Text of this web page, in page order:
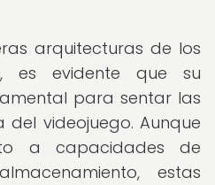
arquitecturas de los
es evidente que su
para sentar las
videojuego. Aunque
a capacidades de
estas